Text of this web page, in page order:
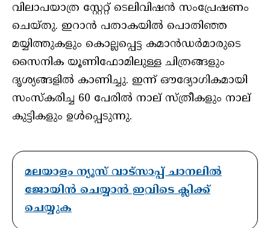
വിലാപയാത്ര സ്റ്റേറ്റ് ടെലിവിഷന്‍ സംപ്രേഷണം
ചെയ്തു. ഇറാന്‍ പതാകയില്‍ പൊതിഞ്ഞ
മയ്യിത്തുകളും കൊല്ലപ്പെട്ട കമാന്‍ഡര്‍മാരുടെ
സൈനിക യൂണിഫോമിലുള്ള ചിത്രങ്ങളും
ദൃശ്യങ്ങളില്‍ കാണിച്ചു. ഇന്ന് ഔദ്യോഗികമായി
സംസ്‌കരിച്ച 60 പേരില്‍ നാല് സ്ത്രീകളും നാല്
കുട്ടികളും ഉള്‍പ്പെടുന്നു.
മലയാളം ന്യൂസ് വാട്സാപ്പ് ചാനലിൽ
ജോയിൻ ചെയ്യാൻ ഇവിടെ ക്ലിക്ക്
ചെയ്യുക